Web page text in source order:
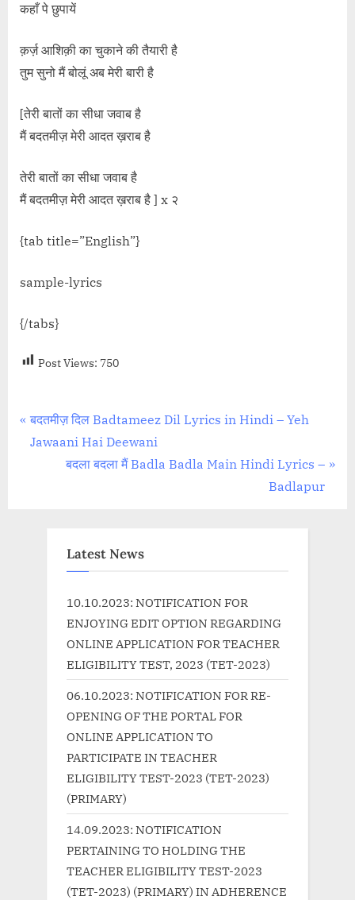
कहाँ पे छुपायें
क़र्ज़ आशिक़ी का चुकाने की तैयारी है
तुम सुनो मैं बोलूं अब मेरी बारी है
[तेरी बातों का सीधा जवाब है
मैं बदतमीज़ मेरी आदत ख़राब है
तेरी बातों का सीधा जवाब है
मैं बदतमीज़ मेरी आदत ख़राब है ] x २
{tab title=”English”}
sample-lyrics
{/tabs}
Post Views: 750
Post
navigation
P
r
बदतमीज़ दिल Badtameez Dil Lyrics in Hindi – Yeh
Jawaani Hai Deewani
N
P
o
s
t
:
बदला बदला मैं Badla Badla Main Hindi Lyrics –
Badlapur
Latest News
10.10.2023: NOTIFICATION FOR
ENJOYING EDIT OPTION REGARDING
ONLINE APPLICATION FOR TEACHER
ELIGIBILITY TEST, 2023 (TET-2023)
06.10.2023: NOTIFICATION FOR RE-
OPENING OF THE PORTAL FOR
ONLINE APPLICATION TO
PARTICIPATE IN TEACHER
ELIGIBILITY TEST-2023 (TET-2023)
(PRIMARY)
14.09.2023: NOTIFICATION
PERTAINING TO HOLDING THE
TEACHER ELIGIBILITY TEST-2023
(TET-2023) (PRIMARY) IN ADHERENCE